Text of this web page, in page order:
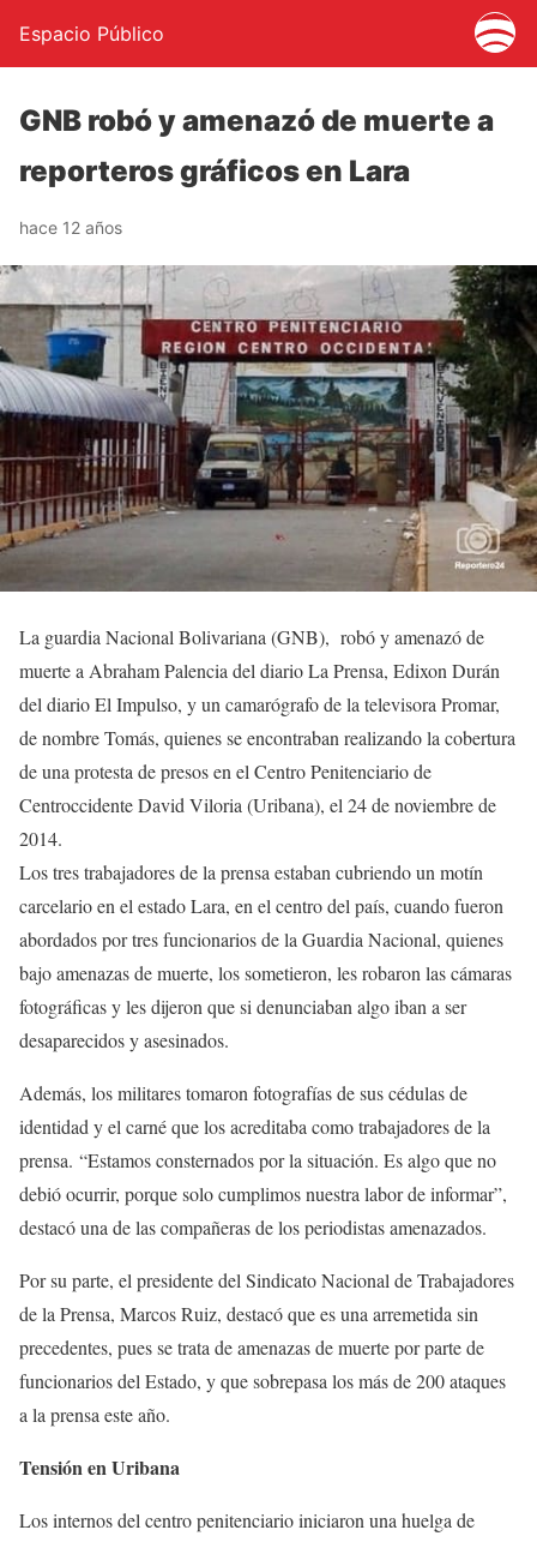
Espacio Público
GNB robó y amenazó de muerte a
reporteros gráficos en Lara
hace 12 años
La guardia Nacional Bolivariana (GNB), robó y amenazó de
muerte a Abraham Palencia del diario La Prensa, Edixon Durán
del diario El Impulso, y un camarógrafo de la televisora Promar,
de nombre Tomás, quienes se encontraban realizando la cobertura
de una protesta de presos en el Centro Penitenciario de
Centroccidente David Viloria (Uribana), el 24 de noviembre de
2014.
Los tres trabajadores de la prensa estaban cubriendo un motín
carcelario en el estado Lara, en el centro del país, cuando fueron
abordados por tres funcionarios de la Guardia Nacional, quienes
bajo amenazas de muerte, los sometieron, les robaron las cámaras
fotográficas y les dijeron que si denunciaban algo iban a ser
desaparecidos y asesinados.
Además, los militares tomaron fotografías de sus cédulas de
identidad y el carné que los acreditaba como trabajadores de la
prensa. “Estamos consternados por la situación. Es algo que no
debió ocurrir, porque solo cumplimos nuestra labor de informar”,
destacó una de las compañeras de los periodistas amenazados.
Por su parte, el presidente del Sindicato Nacional de Trabajadores
de la Prensa, Marcos Ruiz, destacó que es una arremetida sin
precedentes, pues se trata de amenazas de muerte por parte de
funcionarios del Estado, y que sobrepasa los más de 200 ataques
a la prensa este año.
Tensión en Uribana
Los internos del centro penitenciario iniciaron una huelga de